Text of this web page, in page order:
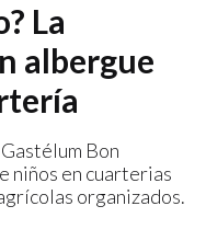
La
albergue
Bon
niños en cuarterias
organizados.